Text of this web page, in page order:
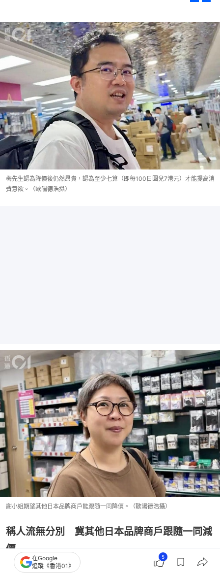
梅先生認為降價後仍然昂貴，認為至少七算（即每100日圓兌7港元）才能提高消
費意欲。（歐陽德浩攝）
謝小姐期望其他日本品牌商戶能跟隨一同降價。（歐陽德浩攝）
稱人流無分別 冀其他日本品牌商戶跟隨一同減
價
顧客謝小姐表示，觀察到店內人流與平時周末沒有分
在Google
追蹤《香港01》
5